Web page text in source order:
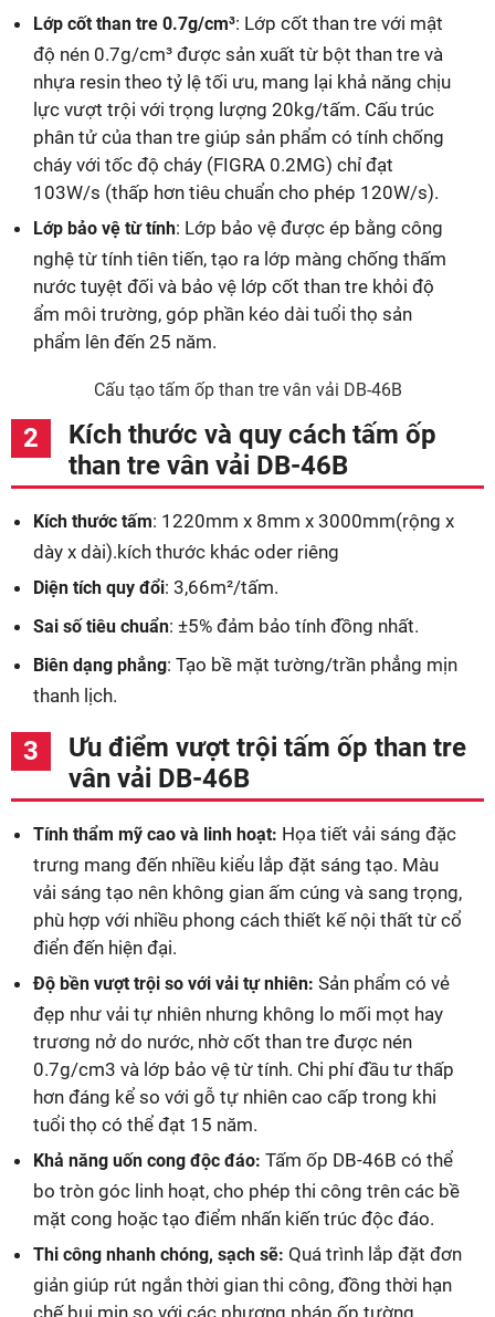
Lớp cốt than tre 0.7g/cm³: Lớp cốt than tre với mật
độ nén 0.7g/cm³ được sản xuất từ bột than tre và
nhựa resin theo tỷ lệ tối ưu, mang lại khả năng chịu
lực vượt trội với trọng lượng 20kg/tấm. Cấu trúc
phân tử của than tre giúp sản phẩm có tính chống
cháy với tốc độ cháy (FIGRA 0.2MG) chỉ đạt
103W/s (thấp hơn tiêu chuẩn cho phép 120W/s).
Lớp bảo vệ từ tính: Lớp bảo vệ được ép bằng công
nghệ từ tính tiên tiến, tạo ra lớp màng chống thấm
nước tuyệt đối và bảo vệ lớp cốt than tre khỏi độ
ẩm môi trường, góp phần kéo dài tuổi thọ sản
phẩm lên đến 25 năm.
Cấu tạo tấm ốp than tre vân vải DB-46B
Kích thước và quy cách tấm ốp
than tre vân vải DB-46B
Kích thước tấm: 1220mm x 8mm x 3000mm(rộng x
dày x dài).kích thước khác oder riêng
Diện tích quy đổi: 3,66m²/tấm.
Sai số tiêu chuẩn: ±5% đảm bảo tính đồng nhất.
Biên dạng phẳng: Tạo bề mặt tường/trần phẳng mịn
thanh lịch.
Ưu điểm vượt trội tấm ốp than tre
vân vải DB-46B
Tính thẩm mỹ cao và linh hoạt: Họa tiết vải sáng đặc
trưng mang đến nhiều kiểu lắp đặt sáng tạo. Màu
vải sáng tạo nên không gian ấm cúng và sang trọng,
phù hợp với nhiều phong cách thiết kế nội thất từ cổ
điển đến hiện đại.
Độ bền vượt trội so với vải tự nhiên: Sản phẩm có vẻ
đẹp như vải tự nhiên nhưng không lo mối mọt hay
trương nở do nước, nhờ cốt than tre được nén
0.7g/cm3 và lớp bảo vệ từ tính. Chi phí đầu tư thấp
hơn đáng kể so với gỗ tự nhiên cao cấp trong khi
tuổi thọ có thể đạt 15 năm.
Khả năng uốn cong độc đáo: Tấm ốp DB-46B có thể
bo tròn góc linh hoạt, cho phép thi công trên các bề
mặt cong hoặc tạo điểm nhấn kiến trúc độc đáo.
Thi công nhanh chóng, sạch sẽ: Quá trình lắp đặt đơn
giản giúp rút ngắn thời gian thi công, đồng thời hạn
chế bụi mịn so với các phương pháp ốp tường